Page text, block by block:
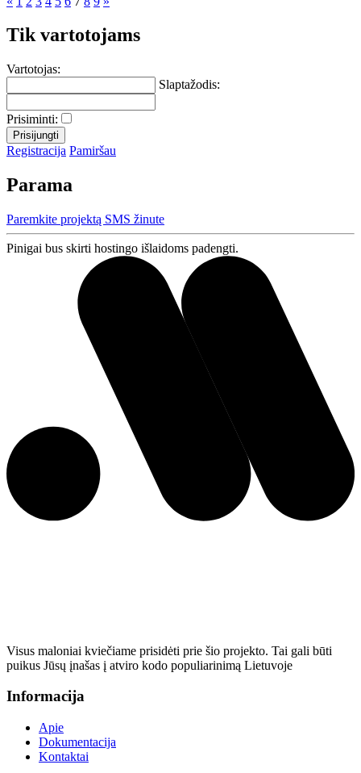
Tik vartotojams
Vartotojas:
Slaptažodis:
Prisiminti:
Registracija Pamiršau
Parama
Paremkite projektą SMS žinute
Pinigai bus skirti hostingo išlaidoms padengti.
Visus maloniai kviečiame prisidėti prie šio projekto. Tai gali būti
puikus Jūsų įnašas į atviro kodo populiarinimą Lietuvoje
Informacija
Apie
Dokumentacija
Kontaktai